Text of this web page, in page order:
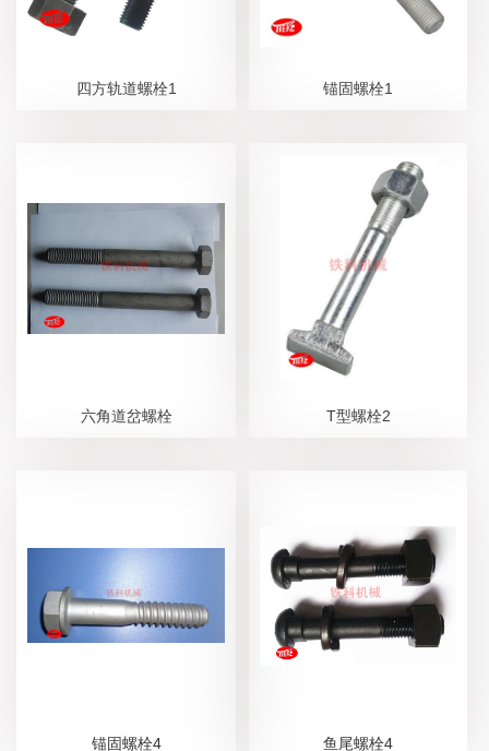
四方轨道螺栓1 锚固螺栓1
六角道岔螺栓 T型螺栓2
锚固螺栓4 鱼尾螺栓4